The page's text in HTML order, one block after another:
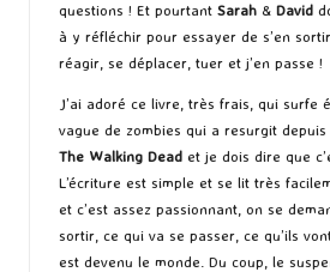
questions ! Et pourtant Sarah & David
à y réfléchir pour essayer de s’en
réagir, se déplacer, tuer et j’en passe !
J’ai adoré ce livre, très frais, qui surfe
vague de zombies qui a resurgit
The Walking Dead et je dois dire que
L’écriture est simple et se lit très
et c’est assez passionnant, on se
sortir, ce qui va se passer, ce qu’ils
est devenu le monde. Du coup, le